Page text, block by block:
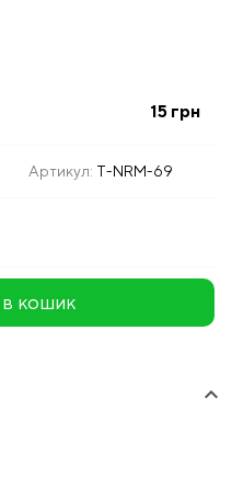
15 грн
Артикул: T-NRM-69
кошик
keyboard_arrow_up